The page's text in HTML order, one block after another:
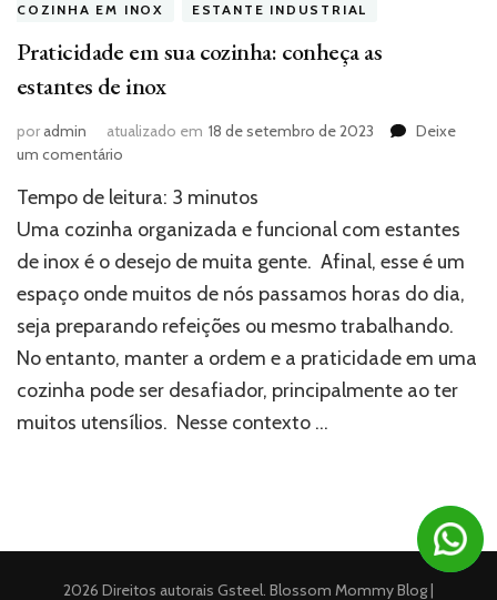
COZINHA EM INOX
ESTANTE INDUSTRIAL
Praticidade em sua cozinha: conheça as
estantes de inox
poradmin atualizado em 18 de setembro de 2023
Deixe
um comentário
em
sua
cozinha:
conheça
as
estantes
de
inox
Tempo de leitura: 3 minutos
Uma cozinha organizada e funcional com estantes
de inox é o desejo de muita gente. Afinal, esse é um
espaço onde muitos de nós passamos horas do dia,
seja preparando refeições ou mesmo trabalhando.
No entanto, manter a ordem e a praticidade em uma
cozinha pode ser desafiador, principalmente ao ter
muitos utensílios. Nesse contexto …
2026 Direitos autorais Gsteel. Blossom Mommy Blog |